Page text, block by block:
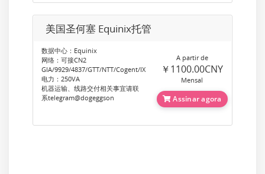
美国圣何塞 Equinix托管
数据中心：Equinix
网络：可接CN2
GIA/9929/4837/GTT/NTT/Cogent/IX
电力：250VA
机器运输、线路交付相关事宜请联
系telegram@dogeggson
A partir de
￥1100.00CNY
Mensal
Assinar agora